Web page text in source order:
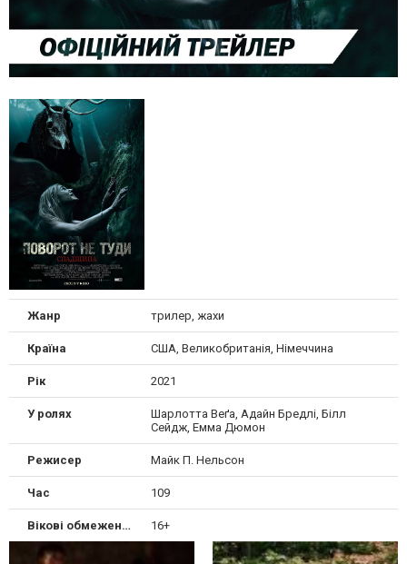
Жанр трилер, жахи
Країна США, Великобританія, Німеччина
Рік 2021
У ролях
Шарлотта Веґа, Адайн Бредлі, Білл
Сейдж, Емма Дюмон
Режисер Майк П. Нельсон
Час 109
Вікові обмеження 16+